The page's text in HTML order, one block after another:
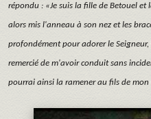
répondu : «Je suis la fille de Betouel
alors mis l'anneau à son nez et les
profondément pour adorer le
remercié de m'avoir conduit sans
pourrai ainsi la ramener au fils de mon